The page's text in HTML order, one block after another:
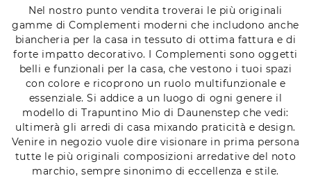
Nel nostro punto vendita troverai le più originali
gamme di Complementi moderni che includono anche
biancheria per la casa in tessuto di ottima fattura e di
forte impatto decorativo. I Complementi sono oggetti
belli e funzionali per la casa, che vestono i tuoi spazi
con colore e ricoprono un ruolo multifunzionale e
essenziale. Si addice a un luogo di ogni genere il
modello di Trapuntino Mio di Daunenstep che vedi:
ultimerà gli arredi di casa mixando praticità e design.
Venire in negozio vuole dire visionare in prima persona
tutte le più originali composizioni arredative del noto
marchio, sempre sinonimo di eccellenza e stile.